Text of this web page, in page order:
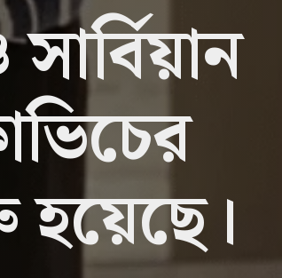
হয়েছে।